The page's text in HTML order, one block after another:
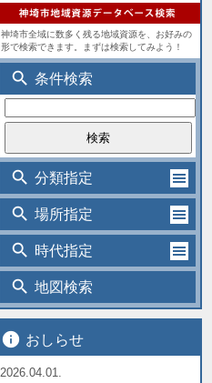
神埼市全域に数多く残る地域資源を、お好みの
形で検索できます。まずは検索してみよう！
search 条件検索
search 分類指定
search 場所指定
search 時代指定
search 地図検索
info おしらせ
2026.04.01.